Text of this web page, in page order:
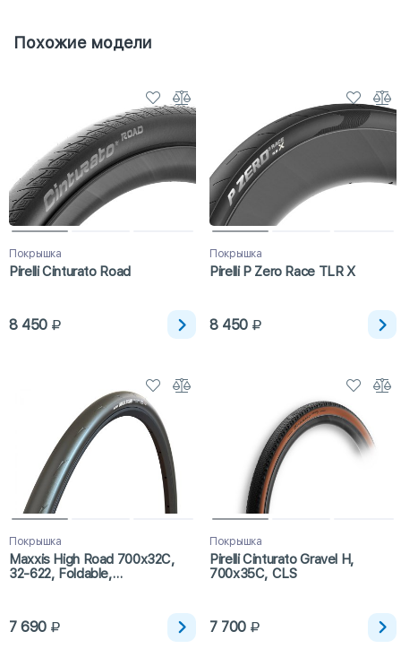
Похожие модели
Покрышка
Pirelli Cinturato Road
8 450
Покрышка
Pirelli P Zero Race TLR X
8 450
Покрышка
Maxxis High Road 700x32C,
32-622, Foldable,
7 690
Покрышка
Pirelli Cinturato Gravel H,
700x35C, CLS
7 700